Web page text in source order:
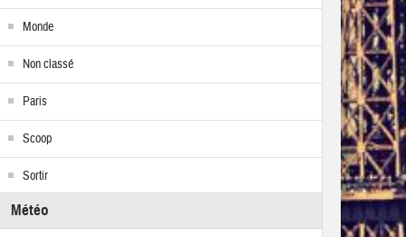
Monde
Non classé
Paris
Scoop
Sortir
Météo